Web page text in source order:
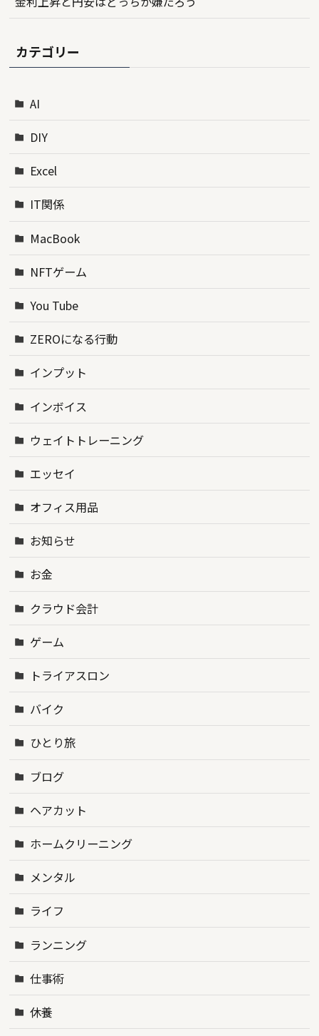
カテゴリー
AI
DIY
Excel
IT関係
MacBook
NFTゲーム
You Tube
ZEROになる行動
インプット
インボイス
ウェイトトレーニング
エッセイ
オフィス用品
お知らせ
お金
クラウド会計
ゲーム
トライアスロン
バイク
ひとり旅
ブログ
ヘアカット
ホームクリーニング
メンタル
ライフ
ランニング
仕事術
休養